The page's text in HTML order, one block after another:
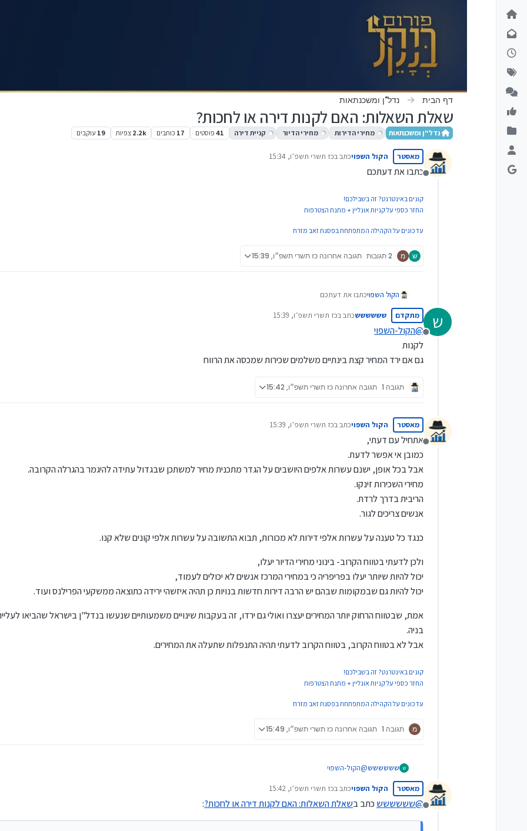
דילוג לתוכן
דף הבית נדל"ן ומשכנתאות
שאלת השאלות: האם לקנות דירה או לחכות?
נדל"ן ומשכנתאות מחירי הדירות מחירי הדיור קניית דירה 41 פוסטים 17 כותבים 2.2k צפיות 19 עוקבים
מנותק
מאסטר הקול השפויכתב בכז תשרי תשפ״ו, 15:34
נערך לאחרונה על ידי
כתבו את דעתכם
קונים באינטרנט? זה בשבילכם!
החזר כספי על קניות אונליין + מתנת הצטרפות
עדכונים על הקהילה המתפתחת בפסגת זאב מזרח
ש מ 2 תגובות תגובה אחרונה כז תשרי תשפ״ו, 15:39
הקול השפויכתבו את דעתכם
ש
מנותק
מתקדם ששששששכתב בכז תשרי תשפ״ו, 15:39
נערך לאחרונה על ידי
@הקול-השפוי
לקנות
גם אם ירד המחיר קצת בינתיים משלמים שכירות שמכסה את הרווח
תגובה 1 תגובה אחרונה כז תשרי תשפ״ו, 15:42
מנותק
מאסטר הקול השפויכתב בכז תשרי תשפ״ו, 15:39
נערך לאחרונה על ידי
אתחיל עם דעתי,
כמובן אי אפשר לדעת.
אבל בכל אופן, ישנם עשרות אלפים היושבים על הגדר מתכנית מחיר למשתכן שבגדול עתידה להיגמר בהגרלה הקרובה.
מחירי השכירות זינקו.
הריבית בדרך לרדת.
אנשים צריכים לגור.
כנגד כל טענה על עשרות אלפי דירות לא מכורות, תבוא התשובה על עשרות אלפי קונים שלא קנו.
ולכן לדעתי בטווח הקרוב- בינוני מחירי הדיור יעלו,
יכול להיות שיותר יעלו בפריפריה כי במחירי המרכז אנשים לא יכולים לעמוד,
יכול להיות גם שבמקומות שבהם יש הרבה דירות חדשות בנויות כן תהיה איזשהי ירידה כתוצאה ממשקעי הפרילנס ועוד.
אמת, שבטווח הרחוק יותר המחירים יעצרו ואולי גם ירדו, זה בעקבות שינויים משמעותיים שנעשו בנדל"ן בישראל שהביאו
בניה.
אבל לא בטווח הקרוב, בטווח הקרוב לדעתי תהיה התנפלות שתעלה את המחירים.
קונים באינטרנט? זה בשבילכם!
החזר כספי על קניות אונליין + מתנת הצטרפות
עדכונים על הקהילה המתפתחת בפסגת זאב מזרח
מ תגובה 1 תגובה אחרונה כז תשרי תשפ״ו, 15:49
ש שששששש@הקול-השפוי
גם אם ירד המחיר קצת בינתיים משלמים שכירות שמכסה את הרווח
מנותק
מאסטר הקול השפויכתב בכז תשרי תשפ״ו, 15:42
נערך לאחרונה על ידי
@ששששששכתב בשאלת השאלות: האם לקנות דירה או לחכות?: